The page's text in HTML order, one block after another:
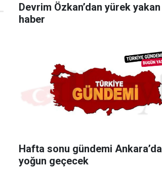
Devrim Özkan’dan yürek yakan
haber
Hafta sonu gündemi Ankara’da
yoğun geçecek